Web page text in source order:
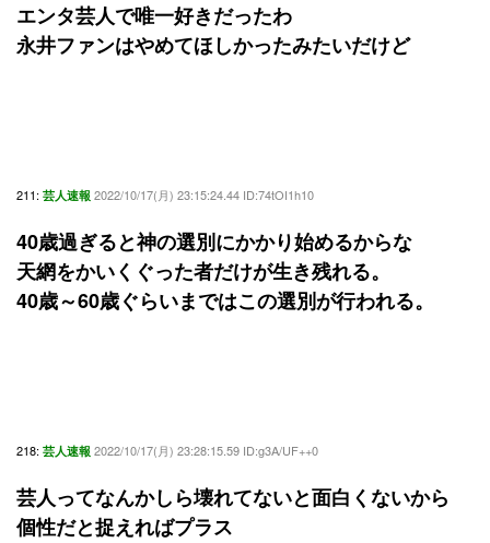
エンタ芸人で唯一好きだったわ
永井ファンはやめてほしかったみたいだけど
211: 芸人速報 2022/10/17(月) 23:15:24.44 ID:74tOI1h10
40歳過ぎると神の選別にかかり始めるからな
天網をかいくぐった者だけが生き残れる。
40歳～60歳ぐらいまではこの選別が行われる。
218: 芸人速報 2022/10/17(月) 23:28:15.59 ID:g3A/UF++0
芸人ってなんかしら壊れてないと面白くないから
個性だと捉えればプラス